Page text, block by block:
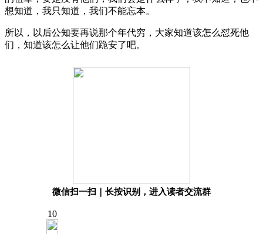
想知道，我只知道，我们不能忘本。
所以，以后公知要再说那个年代穷，大家知道该怎么怼死他
们，知道该怎么让他们跪安了吧。
微信扫一扫｜长按识别，进入读者交流群
10